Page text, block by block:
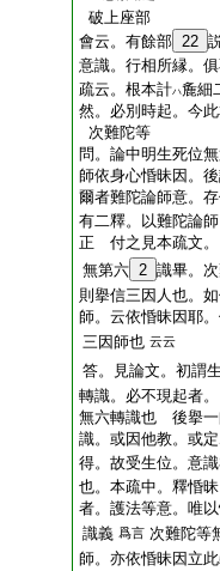
破上座部
會云。有餘部 22
意識。行相所縁。
疏云。根本計ハ麁細
然。必別時起。今
次難陀等
問。論中明生死位
師依身心惛昧因。
爾者難陀論師意。
有二釋。以難陀論
正 付之見本疏文。
無第六 2 識畢。
則擧信三因人也。
師。云依惛昧因耶
三因師也 云云
答。見論文。初謂
轉識。必不現起者
無六轉識也 後擧一
識。或因他教。或
得。故受生位。意
也。本疏中。釋惛
者。護法等意。唯
識義 爲言 次難陀等
師。亦依惛昧因立